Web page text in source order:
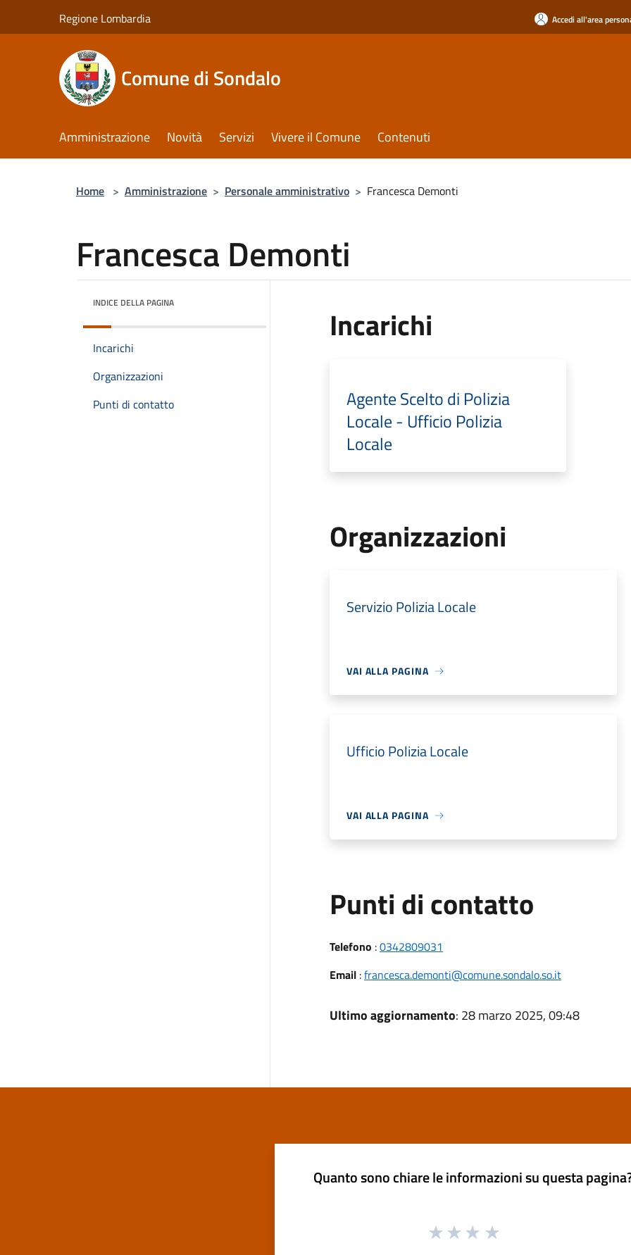
Regione Lombardia Accedi all'area
Comune di Sondalo
Amministrazione Novità Servizi Vivere il Comune Contenuti
Home > Amministrazione > Personale amministrativo > Francesca Demonti
Francesca Demonti
INDICE DELLA PAGINA
Incarichi
Organizzazioni
Punti di contatto
Incarichi
Agente Scelto di Polizia
Locale - Ufficio Polizia
Locale
Organizzazioni
Servizio Polizia Locale
VAI ALLA PAGINA
Ufficio Polizia Locale
VAI ALLA PAGINA
Punti di contatto
Telefono :0342809031
Email:francesca.demonti@comune.sondalo.so.it
Ultimo aggiornamento: 28 marzo 2025, 09:48
Quanto sono chiare le informazioni su questa